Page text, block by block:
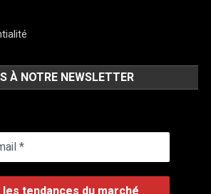
À NOTRE NEWSLETTER